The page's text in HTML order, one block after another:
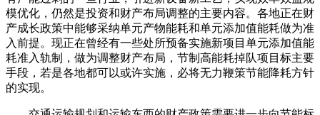
模优化，仍然是投资和财产布局调整的主要内容。各地正在财
产成长政策中能够采纳单元产物能耗和单元添加值能耗做为准
入前提。现正在曾经有一些处所预备实施新项目单元添加值能
耗准入轨制，做为调整财产布局，节制高能耗掉队项目标主要
手段，若是各地都可以或许实施，必将无力鞭策节能降耗方针
的实现。